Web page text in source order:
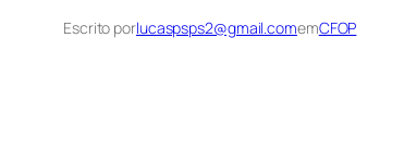
Escrito porlucaspsps2@gmail.comemCFOP